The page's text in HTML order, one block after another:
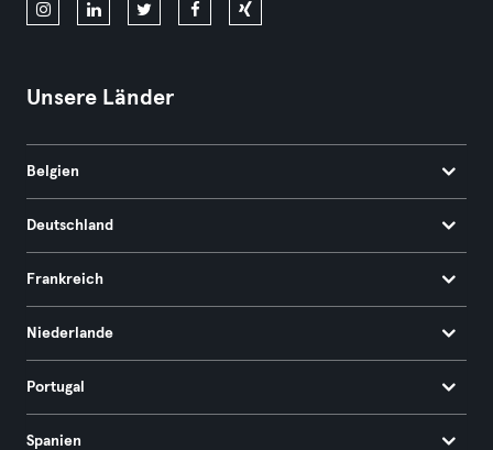
Unsere Länder
Belgien
Deutschland
Frankreich
Niederlande
Portugal
Spanien